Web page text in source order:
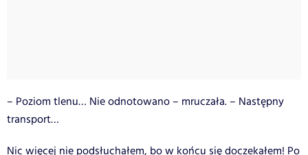
– Poziom tlenu… Nie odnotowano – mruczała. – Następny
transport…
Nic więcej nie podsłuchałem, bo w końcu się doczekałem! Po